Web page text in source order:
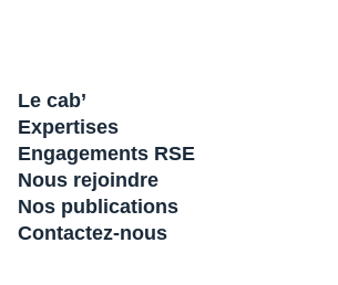
Le cab’
Expertises
Engagements RSE
Nous rejoindre
Nos publications
Contactez-nous